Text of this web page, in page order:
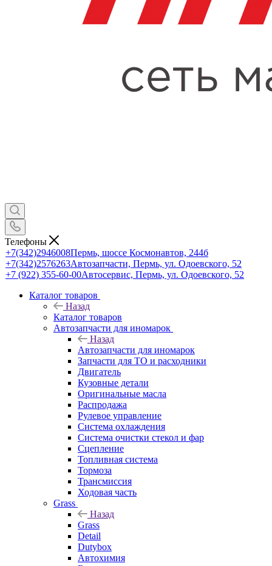
Телефоны
+7(342)2946008Пермь, шоссе Космонавтов, 244б
+7(342)2576263Автозапчасти, Пермь, ул. Одоевского, 52
+7 (922) 355-60-00Автосервис, Пермь, ул. Одоевского, 52
Каталог товаров
Назад
Каталог товаров
Автозапчасти для иномарок
Назад
Автозапчасти для иномарок
Запчасти для ТО и расходники
Двигатель
Кузовные детали
Оригинальные масла
Распродажа
Рулевое управление
Система охлаждения
Система очистки стекол и фар
Сцепление
Топливная система
Тормоза
Трансмиссия
Ходовая часть
Grass
Назад
Grass
Detail
Dutybox
Автохимия